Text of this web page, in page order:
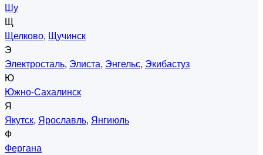
Шу
Щ
Щелково, Щучинск
Э
Электросталь, Элиста, Энгельс, Экибастуз
Ю
Южно-Сахалинск
Я
Якутск, Ярославль, Янгиюль
Ф
Фергана